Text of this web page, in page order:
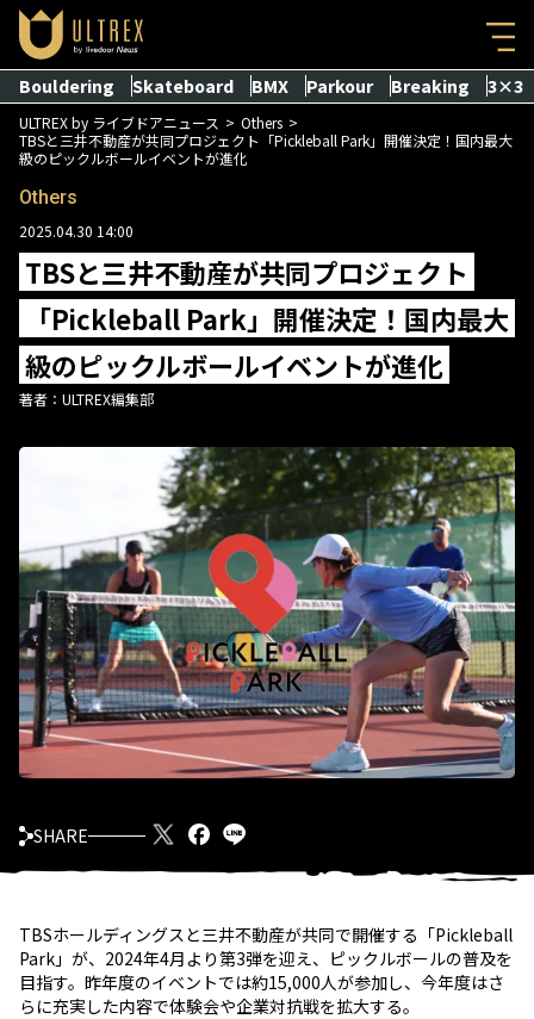
Bouldering Skateboard BMX Parkour Breaking 3×3
ULTREX by ライブドアニュース
Others
TBSと三井不動産が共同プロジェクト「Pickleball Park」開催決定！国内最大
級のピックルボールイベントが進化
Others
2025.04.30 14:00
TBSと三井不動産が共同プロジェクト
「Pickleball Park」開催決定！国内最大
級のピックルボールイベントが進化
著者： ULTREX編集部
SHARE
TBSホールディングスと三井不動産が共同で開催する「Pickleball
Park」が、2024年4月より第3弾を迎え、ピックルボールの普及を
目指す。昨年度のイベントでは約15,000人が参加し、今年度はさ
らに充実した内容で体験会や企業対抗戦を拡大する。